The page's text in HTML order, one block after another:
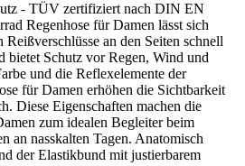
- TÜV zertifiziert nach DIN EN
Regenhose für Damen lässt sich
an den Seiten schnell
bietet Schutz vor Regen, Wind und
und die Reflexelemente der
für Damen erhöhen die Sichtbarkeit
Diese Eigenschaften machen die
zum idealen Begleiter beim
an nasskalten Tagen. Anatomisch
der Elastikbund mit justierbarem